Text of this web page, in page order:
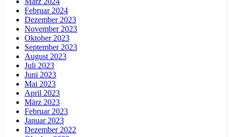
Februar 2024
Dezember 2023
November 2023
Oktober 2023
September 2023
August 2023
Juli 2023
Juni 2023
Mai 2023
April 2023
März 2023
Februar 2023
Januar 2023
Dezember 2022